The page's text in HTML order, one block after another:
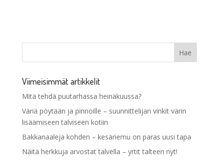
Viimeisimmät artikkelit
Mitä tehdä puutarhassa heinäkuussa?
Väriä pöytään ja pinnoille – suunnittelijan vinkit värin
lisäämiseen talviseen kotiin
Bakkanaaleja kohden – kesäriemu on paras uusi tapa
Näitä herkkuja arvostat talvella – yrtit talteen nyt!